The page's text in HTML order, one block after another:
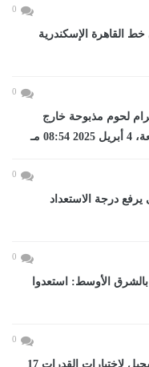
0
القاهرة الإسكندرية
0
ضبط ١٨٥ كيلو جرام لحوم مذبوحة خارج
مـ
0
يرفع درجة الاستعداد
0
بالشرق الأوسط: استعدوا
0
تنسيق الجامعات 2026.. إتاحة التسجيل لاختبارات القدرات 17